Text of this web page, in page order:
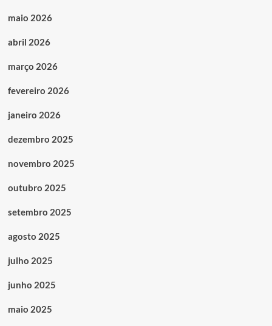
maio 2026
abril 2026
março 2026
fevereiro 2026
janeiro 2026
dezembro 2025
novembro 2025
outubro 2025
setembro 2025
agosto 2025
julho 2025
junho 2025
maio 2025